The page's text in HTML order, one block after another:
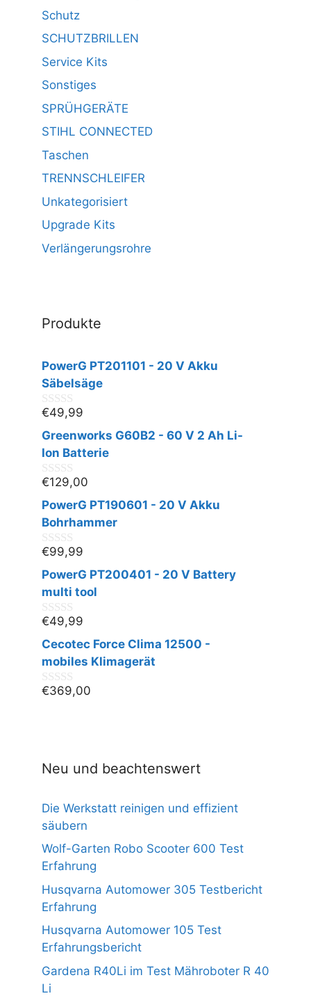
Schutz
SCHUTZBRILLEN
Service Kits
Sonstiges
SPRÜHGERÄTE
STIHL CONNECTED
Taschen
TRENNSCHLEIFER
Unkategorisiert
Upgrade Kits
Verlängerungsrohre
Produkte
PowerG PT201101 - 20 V Akku
Säbelsäge
0
v
o
n
€49,99
Greenworks G60B2 - 60 V 2 Ah Li-
Ion Batterie
0
v
o
n
€129,00
PowerG PT190601 - 20 V Akku
Bohrhammer
0
v
o
n
€99,99
PowerG PT200401 - 20 V Battery
multi tool
0
v
o
n
€49,99
Cecotec Force Clima 12500 -
mobiles Klimagerät
0
€369,00
Neu und beachtenswert
Die Werkstatt reinigen und effizient
säubern
Wolf-Garten Robo Scooter 600 Test
Erfahrung
Husqvarna Automower 305 Testbericht
Erfahrung
Husqvarna Automower 105 Test
Erfahrungsbericht
Gardena R40Li im Test Mähroboter R 40
Li